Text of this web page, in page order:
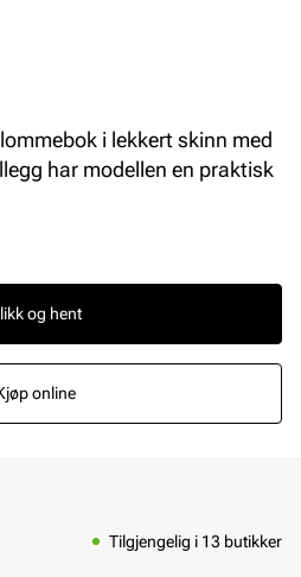
i lekkert skinn med
har modellen en praktisk
og hent
online
Tilgjengelig i 13 butikker